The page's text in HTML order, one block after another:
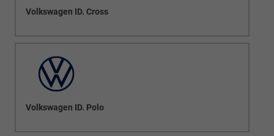
Volkswagen ID. Cross
Volkswagen ID. Polo